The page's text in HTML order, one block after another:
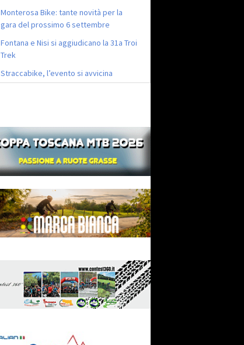
Monterosa Bike: tante novità per la
gara del prossimo 6 settembre
Fontana e Nisi si aggiudicano la 31a Troi
Trek
Straccabike, l’evento si avvicina